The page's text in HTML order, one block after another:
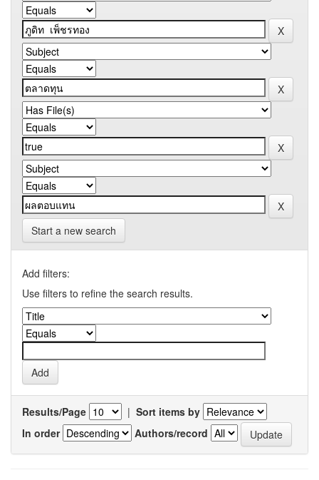
Start a new search
Add filters:
Use filters to refine the search results.
Results/Page | Sort items by
In order
Authors/record